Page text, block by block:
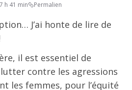
h 41 min Permalien
J’ai honte de lire de
il est essentiel de
contre les agressions
les femmes, pour l’équité